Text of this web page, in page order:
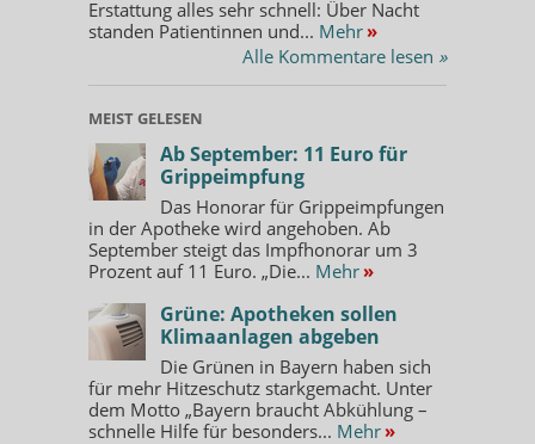
Erstattung alles sehr schnell: Über Nacht
standen Patientinnen und... Mehr »
Alle Kommentare lesen »
MEIST GELESEN
Ab September: 11 Euro für
Grippeimpfung
Das Honorar für Grippeimpfungen
in der Apotheke wird angehoben. Ab
September steigt das Impfhonorar um 3
Prozent auf 11 Euro. „Die... Mehr »
Grüne: Apotheken sollen
Klimaanlagen abgeben
Die Grünen in Bayern haben sich
für mehr Hitzeschutz starkgemacht. Unter
dem Motto „Bayern braucht Abkühlung –
schnelle Hilfe für besonders... Mehr »